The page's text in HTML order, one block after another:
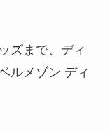
ズまで、ディ
ルメゾン ディ